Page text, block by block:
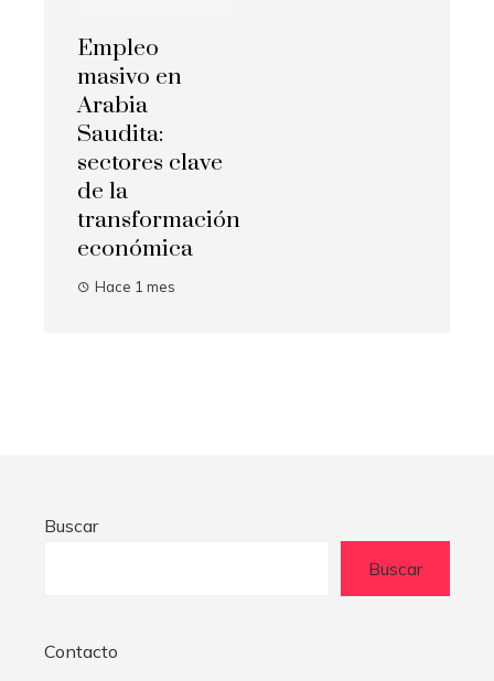
Empleo
masivo en
Arabia
Saudita:
sectores clave
de la
transformación
económica
Hace 1 mes
Buscar
Buscar
Contacto